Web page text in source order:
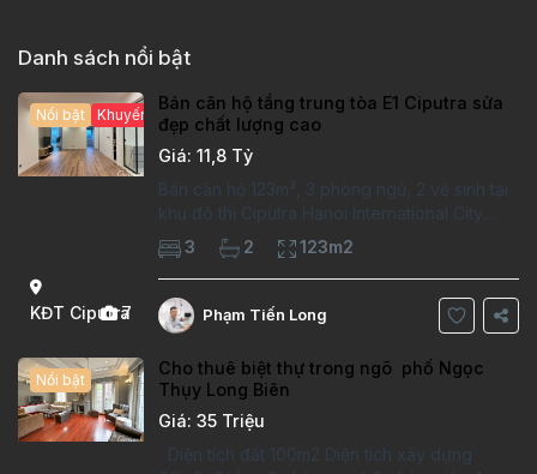
Danh sách nổi bật
KĐT Ciputra
7
Nổi bật Khuyến mại hấp dẫn
Bán căn hộ tầng trung tòa E1 Ciputra sửa
đẹp chất lượng cao
Giá: 11,8 Tỷ
Bán căn hộ 123m², 3 phòng ngủ, 2 vệ sinh tại
khu đô thị Ciputra Hanoi International City.
Căn hộ đã sửa mới kỹ, chất lượng cao, sàn
gỗ, bếp hiện đại, không gian thoáng sáng.
Thông tin căn hộ: Diện tích:
3 2 123m2
Phạm Tiến Long
Nổi bật
Cho thuê biệt thự trong ngõ phố Ngọc
Thụy Long Biên
Giá: 35 Triệu
Diện tích đất 100m2 Diện tích xây dựng